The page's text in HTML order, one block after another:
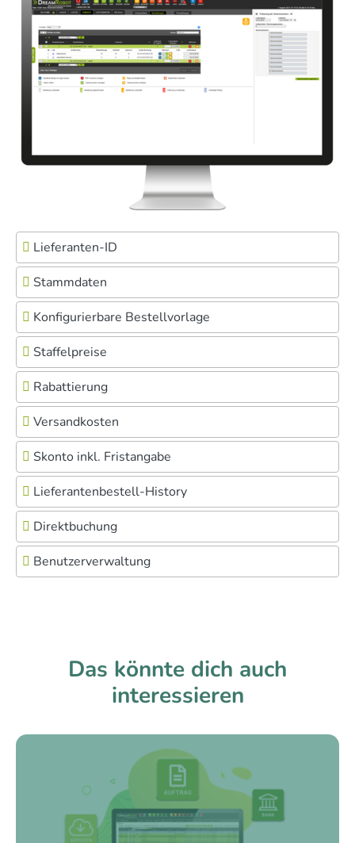
Lieferanten-ID
Stammdaten
Konfigurierbare Bestellvorlage
Staffelpreise
Rabattierung
Versandkosten
Skonto inkl. Fristangabe
Lieferantenbestell-History
Direktbuchung
Benutzerverwaltung
Das könnte dich auch
interessieren